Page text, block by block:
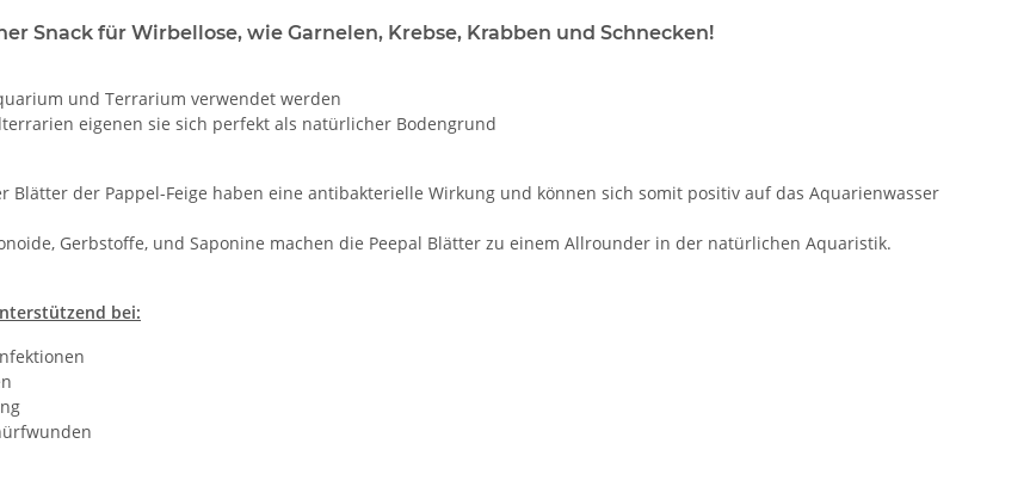
Snack für Wirbellose, wie Garnelen, Krebse, Krabben und Schnecken!
und Terrarium verwendet werden
eigenen sie sich perfekt als natürlicher Bodengrund
Blätter der Pappel-Feige haben eine antibakterielle Wirkung und können sich somit positiv auf das Aquarienwasser
Gerbstoffe, und Saponine machen die Peepal Blätter zu einem Allrounder in der natürlichen Aquaristik.
bei: